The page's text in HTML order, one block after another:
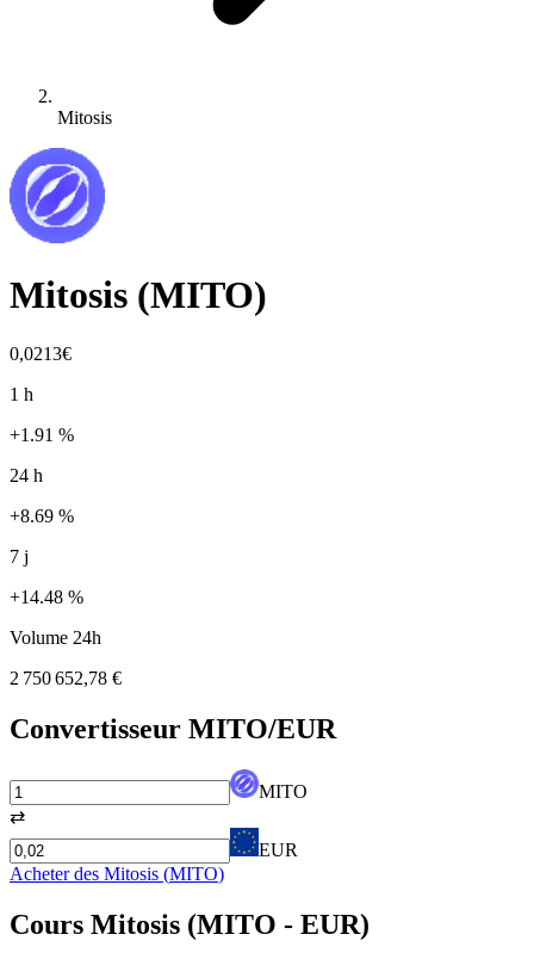
Mitosis
Mitosis (MITO)
0,0213€
1 h
+1.91 %
24 h
+8.69 %
7 j
+14.48 %
Volume 24h
2 750 652,78 €
Convertisseur MITO/EUR
MITO
⇄
EUR
Acheter des Mitosis (MITO)
Cours Mitosis (MITO - EUR)